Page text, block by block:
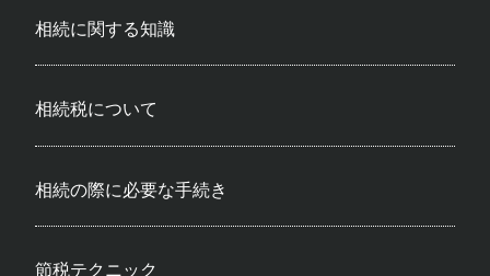
相続に関する知識
相続税について
相続の際に必要な手続き
節税テクニック